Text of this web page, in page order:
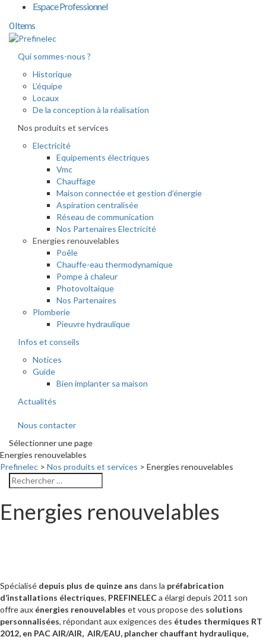
Espace Professionnel
0 Items
Qui sommes-nous ?
Historique
L’équipe
Locaux
De la conception à la réalisation
Nos produits et services
Electricité
Equipements électriques
Vmc
Chauffage
Maison connectée et gestion d’énergie
Aspiration centralisée
Réseau de communication
Nos Partenaires Electricité
Energies renouvelables
Poêle
Chauffe-eau thermodynamique
Pompe à chaleur
Photovoltaique
Nos Partenaires
Plomberie
Pieuvre hydraulique
Infos et conseils
Notices
Guide
Bien implanter sa maison
Actualités
Nous contacter
Sélectionner une page
Energies renouvelables
Prefinelec > Nos produits et services > Energies renouvelables
Energies renouvelables
Spécialisé depuis plus de quinze ans dans la préfabrication
d’installations électriques, PREFINELECa élargi depuis 2011 son
offre aux énergies renouvelables et vous propose des solutions
personnalisées, répondant aux exigences des études thermiques RT
2012, en PAC AIR/AIR, AIR/EAU, plancher chauffant hydraulique,